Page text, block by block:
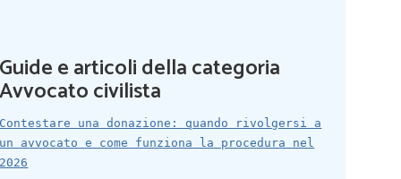
Guide e articoli della categoria
Avvocato civilista
Contestare una donazione: quando rivolgersi a
un avvocato e come funziona la procedura nel
2026